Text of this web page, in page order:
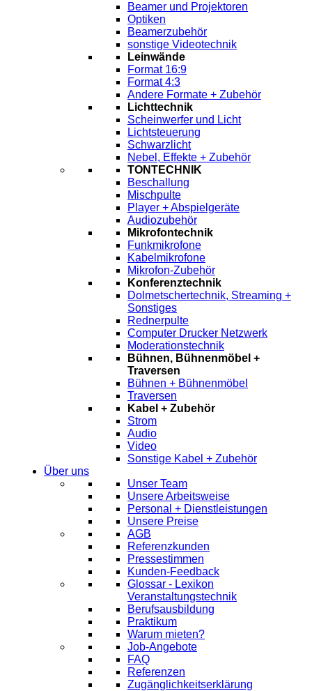
Beamer und Projektoren
Optiken
Beamerzubehör
sonstige Videotechnik
Leinwände
Format 16:9
Format 4:3
Andere Formate + Zubehör
Lichttechnik
Scheinwerfer und Licht
Lichtsteuerung
Schwarzlicht
Nebel, Effekte + Zubehör
TONTECHNIK
Beschallung
Mischpulte
Player + Abspielgeräte
Audiozubehör
Mikrofontechnik
Funkmikrofone
Kabelmikrofone
Mikrofon-Zubehör
Konferenztechnik
Dolmetschertechnik, Streaming +
Sonstiges
Rednerpulte
Computer Drucker Netzwerk
Moderationstechnik
Bühnen, Bühnenmöbel +
Traversen
Bühnen + Bühnenmöbel
Traversen
Kabel + Zubehör
Strom
Audio
Video
Sonstige Kabel + Zubehör
Über uns
Unser Team
Unsere Arbeitsweise
Personal + Dienstleistungen
Unsere Preise
AGB
Referenzkunden
Pressestimmen
Kunden-Feedback
Glossar - Lexikon
Veranstaltungstechnik
Berufsausbildung
Praktikum
Warum mieten?
Job-Angebote
FAQ
Referenzen
Zugänglichkeitserklärung